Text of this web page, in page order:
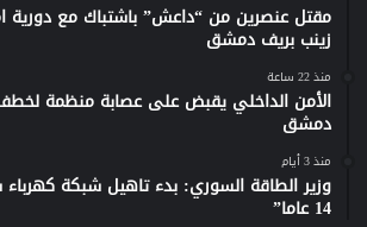
مقتل عنصرين من “داعش” باشتباك مع دورية
زينب بريف دمشق
منذ 22 ساعة
الأمن الداخلي يقبض على عصابة منظمة
دمشق
منذ 3 أيام
وزير الطاقة السوري: بدء تاهيل شبكة
14 عاما”